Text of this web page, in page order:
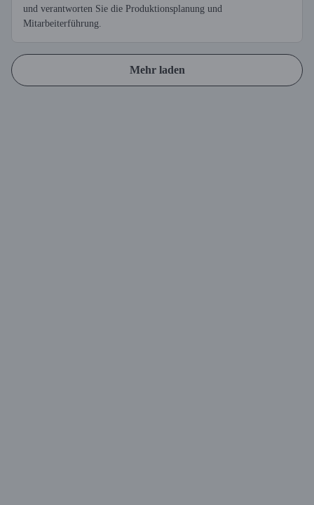
und verantworten Sie die Produktionsplanung und
Mitarbeiterführung.
Mehr laden